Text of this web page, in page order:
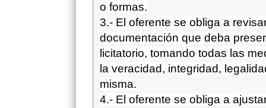
o formas.
3.- El oferente se obliga a
documentación que deba
licitatorio, tomando todas las
la veracidad, integridad,
misma.
4.- El oferente se obliga a